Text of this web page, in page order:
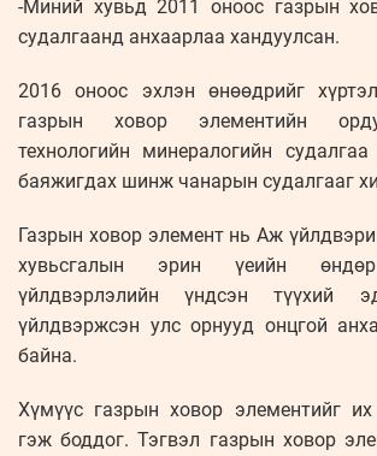
-Миний хувьд 2011 оноос газрын
судалгаанд анхаарлаа хандуулсан.
2016 оноос эхлэн өнөөдрийг
газрын ховор элементийн
технологийн минералогийн
баяжигдах шинж чанарын судалгааг
Газрын ховор элемент нь Аж
хувьсгалын эрин үеийн өндөр
үйлдвэрлэлийн үндсэн түүхий
үйлдвэржсэн улс орнууд онцгой
байна.
Хүмүүс газрын ховор элементийг
гэж боддог. Тэгвэл газрын ховор